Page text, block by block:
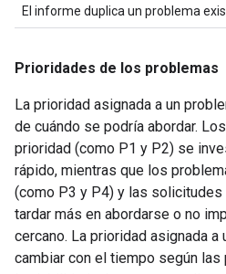
El informe duplica un problema
Prioridades de los problemas
La prioridad asignada a un
de cuándo se podría abordar.
prioridad (como P1 y P2) se
rápido, mientras que los
(como P3 y P4) y las
tardar más en abordarse o no
cercano. La prioridad asignada a
cambiar con el tiempo según